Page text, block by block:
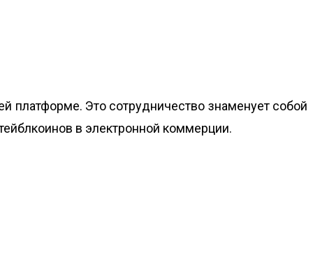
платформе. Это сотрудничество знаменует собой
в электронной коммерции.